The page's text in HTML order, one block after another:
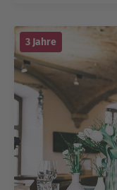
3 Jahre